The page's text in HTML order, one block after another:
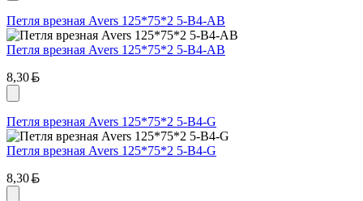
Петля врезная Avers 125*75*2 5-B4-AB
Петля врезная Avers 125*75*2 5-B4-AB
8,30
Петля врезная Avers 125*75*2 5-B4-G
Петля врезная Avers 125*75*2 5-B4-G
8,30